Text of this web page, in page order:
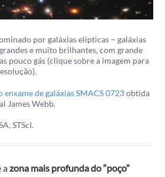
por galáxias elípticas – galáxias
e muito brilhantes, com grande
pouco gás (clique sobre a imagem para
enxame de galáxias SMACS 0723obtida
James Webb.
STScI.
azona mais profunda do “poço”